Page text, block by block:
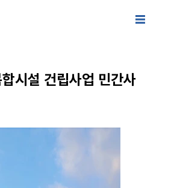
시설 건립사업 민간사